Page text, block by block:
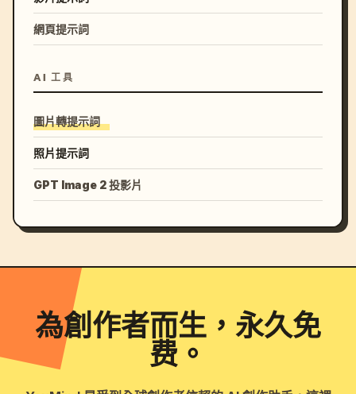
網頁提示詞
AI 工具
圖片轉提示詞
照片提示詞
GPT Image 2 投影片
為創作者而生，永久免
费。